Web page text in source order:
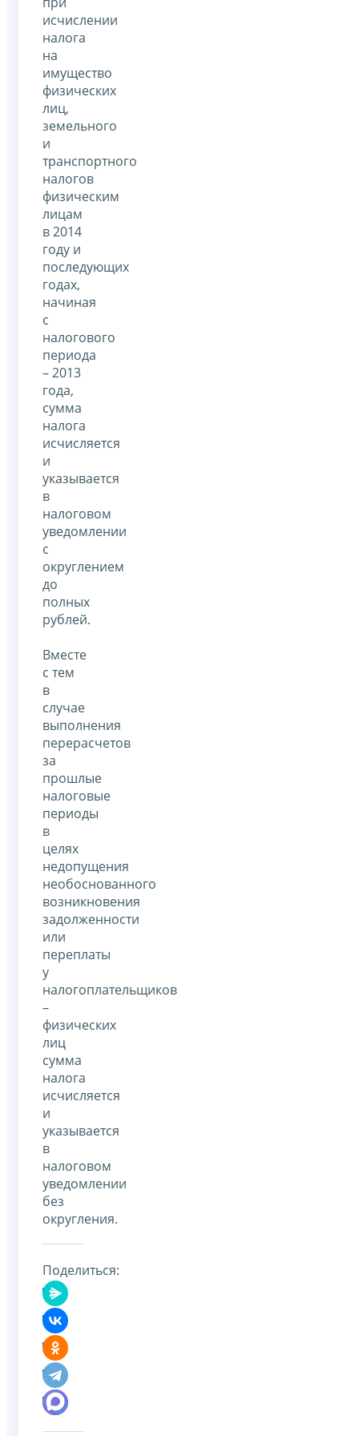
исчислении
налога
на
имущество
физических
лиц,
земельного
и
транспортного
налогов
физическим
лицам
в 2014
году и
последующих
годах,
начиная
с
налогового
периода
– 2013
года,
сумма
налога
исчисляется
и
указывается
в
налоговом
уведомлении
с
округлением
до
полных
рублей.
Вместе
с тем
в
случае
выполнения
перерасчетов
за
прошлые
налоговые
периоды
в
целях
недопущения
необоснованного
возникновения
задолженности
или
переплаты
у
налогоплательщиков
–
физических
лиц
сумма
налога
исчисляется
и
указывается
в
налоговом
уведомлении
без
округления.
Поделиться: